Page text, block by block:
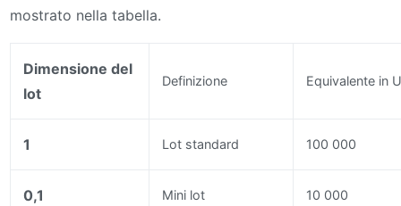
mostrato nella tabella.
Dimensione del
lot
Definizione Equivalente in
1 Lot standard 100 000
0,1 Mini lot 10 000